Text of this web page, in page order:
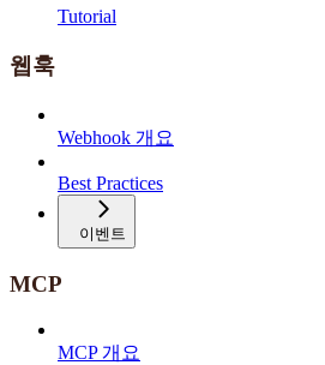
Tutorial
웹훅
Webhook 개요
Best Practices
이벤트
MCP
MCP 개요